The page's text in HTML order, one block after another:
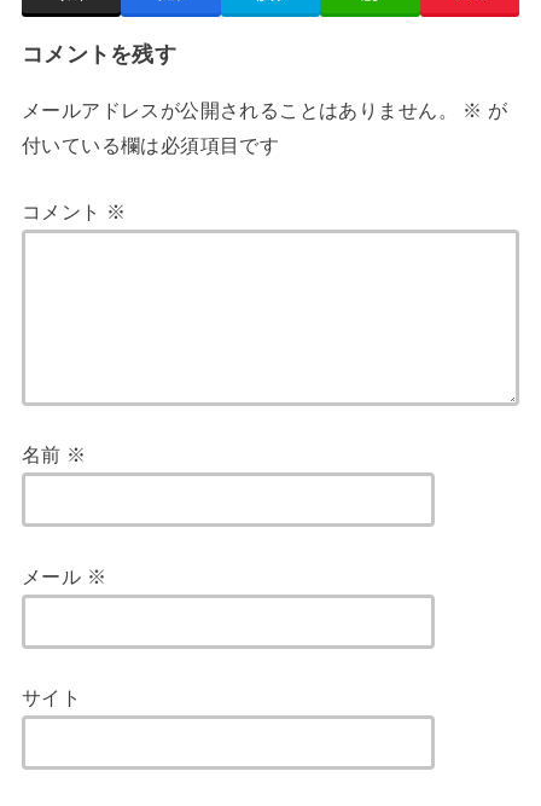
コメントを残す
メールアドレスが公開されることはありません。 ※ が
付いている欄は必須項目です
コメント ※
名前 ※
メール ※
サイト